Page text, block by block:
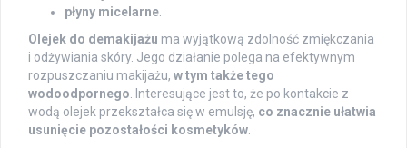
płyny micelarne
Olejek do demakijażu ma wyjątkową zdolność zmiękczania
i odżywiania skóry. Jego działanie polega na efektywnym
rozpuszczaniu makijażu, w tym także tego
wodoodpornego . Interesujące jest to, że po kontakcie z
wodą olejek przekształca się w emulsję, co znacznie ułatwia
usunięcie pozostałości kosmetyków